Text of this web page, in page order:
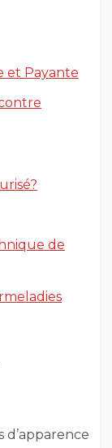
et Payante
de
d’apparence